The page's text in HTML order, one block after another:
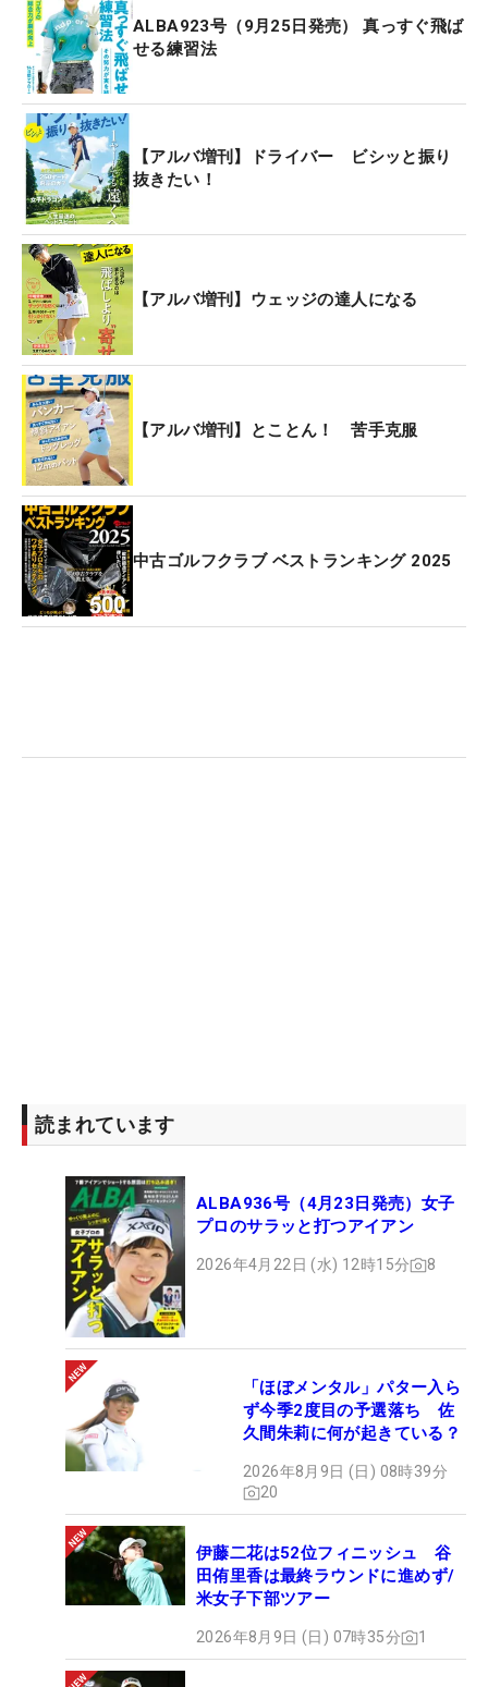
ALBA923号（9月25日発売） 真っすぐ飛ば
せる練習法
【アルバ増刊】ドライバー ビシッと振り
抜きたい！
【アルバ増刊】ウェッジの達人になる
【アルバ増刊】とことん！ 苦手克服
中古ゴルフクラブ ベストランキング 2025
読まれています
ALBA936号（4月23日発売）女子
プロのサラッと打つアイアン
2026年4月22日 (水) 12時15分 8
「ほぼメンタル」パター入ら
ず今季2度目の予選落ち 佐
久間朱莉に何が起きている？
2026年8月9日 (日) 08時39分
20
伊藤二花は52位フィニッシュ 谷
田侑里香は最終ラウンドに進めず/
米女子下部ツアー
2026年8月9日 (日) 07時35分 1